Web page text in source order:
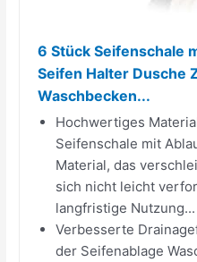
6 Stück Seifenschale
Seifen Halter Dusche
Waschbecken...
Hochwertiges
Seifenschale mit
Material, das
sich nicht leicht
langfristige Nutzung...
Verbesserte
der Seifenablage